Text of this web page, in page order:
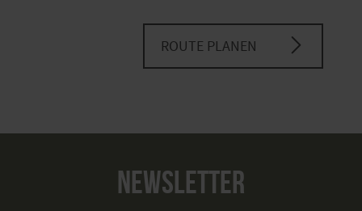
ROUTE PLANEN
NEWSLETTER